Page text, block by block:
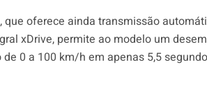
que oferece ainda transmissão
xDrive, permite ao modelo um
de 0 a 100 km/h em apenas 5,5